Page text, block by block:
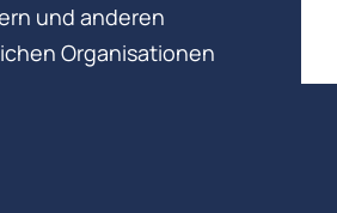
und anderen
Organisationen